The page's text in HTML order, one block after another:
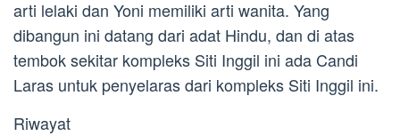
arti lelaki dan Yoni memiliki arti wanita. Yang
dibangun ini datang dari adat Hindu, dan di atas
tembok sekitar kompleks Siti Inggil ini ada Candi
Laras untuk penyelaras dari kompleks Siti Inggil ini.
Riwayat